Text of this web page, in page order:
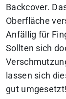
Backcover.
Oberfläche
Anfällig für
Sollten sich
lassen sich
gut umgesetzt!